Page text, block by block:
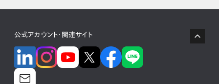
公式アカウント・関連サイト